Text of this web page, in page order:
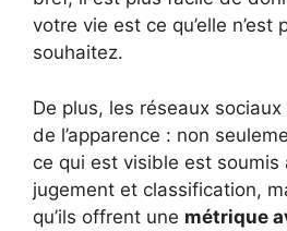
votre vie est ce qu’elle n’est
souhaitez.
De plus, les réseaux
de l’apparence : non
ce qui est visible est soumis
jugement et classification,
qu’ils offrent une métrique